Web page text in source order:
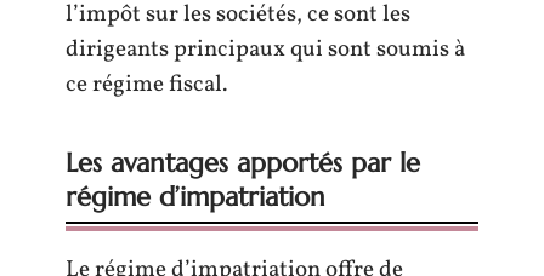
l’impôt sur les sociétés, ce sont les
dirigeants principaux qui sont soumis à
ce régime fiscal.
Les avantages apportés par le
régime d’impatriation